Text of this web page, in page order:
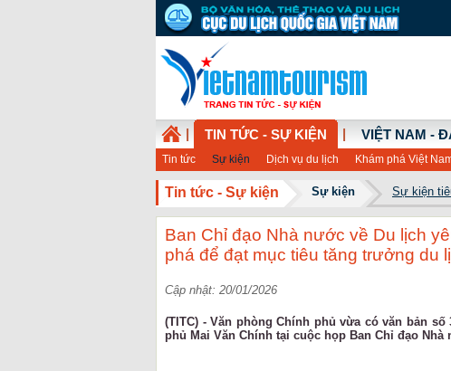
TIN TỨC - SỰ KIỆN
Tin tức Sự kiện Dịch vụ du lịch Khám phá Việt
VIỆT NAM -
Tin tức - Sự kiện Sự kiện Sự kiện
Ban Chỉ đạo Nhà nước về Du lịch
phá để đạt mục tiêu tăng trưởng du
Cập nhật: 20/01/2026
(TITC) - Văn phòng Chính phủ vừa có văn bản
phủ Mai Văn Chính tại cuộc họp Ban Chỉ đạo Nhà